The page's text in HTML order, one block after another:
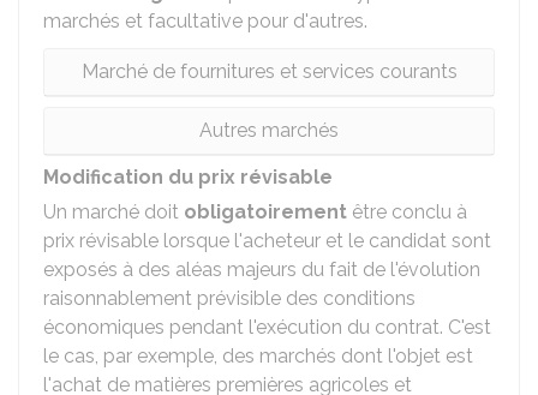
marchés et facultative pour d'autres.
Marché de fournitures et services courants
Autres marchés
Modification du prix révisable
Un marché doit obligatoirement être conclu à
prix révisable lorsque l'acheteur et le candidat sont
exposés à des aléas majeurs du fait de l'évolution
raisonnablement prévisible des conditions
économiques pendant l'exécution du contrat. C'est
le cas, par exemple, des marchés dont l'objet est
l'achat de matières premières agricoles et